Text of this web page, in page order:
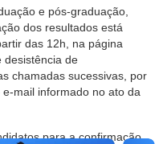
e pós-graduação,
dos resultados está
das 12h, na página
desistência de
chamadas sucessivas, por
mail informado no ato da
para a confirmação